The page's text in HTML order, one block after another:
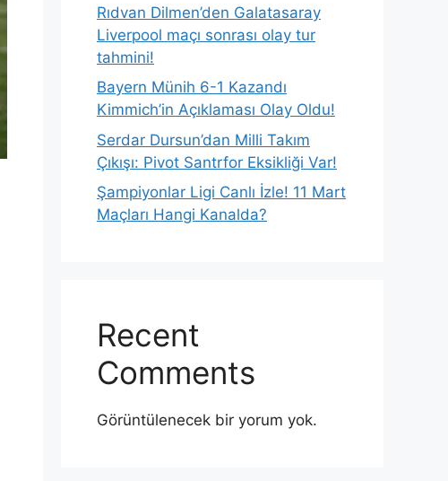
Rıdvan Dilmen’den Galatasaray
Liverpool maçı sonrası olay tur
tahmini!
Bayern Münih 6-1 Kazandı
Kimmich’in Açıklaması Olay Oldu!
Serdar Dursun’dan Milli Takım
Çıkışı: Pivot Santrfor Eksikliği Var!
Şampiyonlar Ligi Canlı İzle! 11 Mart
Maçları Hangi Kanalda?
Recent
Comments
Görüntülenecek bir yorum yok.